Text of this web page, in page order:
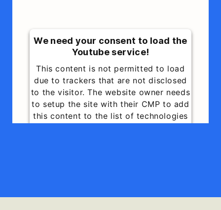
We need your consent to load the
Youtube service!
This content is not permitted to load
due to trackers that are not disclosed
to the visitor. The website owner needs
to setup the site with their CMP to add
this content to the list of technologies